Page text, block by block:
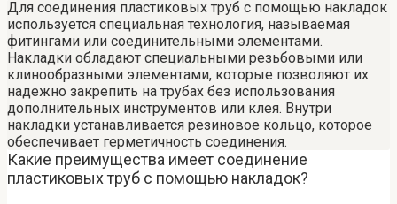
Для соединения пластиковых труб с помощью накладок
используется специальная технология, называемая
фитингами или соединительными элементами.
Накладки обладают специальными резьбовыми или
клинообразными элементами, которые позволяют их
надежно закрепить на трубах без использования
дополнительных инструментов или клея. Внутри
накладки устанавливается резиновое кольцо, которое
обеспечивает герметичность соединения.
Какие преимущества имеет соединение
пластиковых труб с помощью накладок?